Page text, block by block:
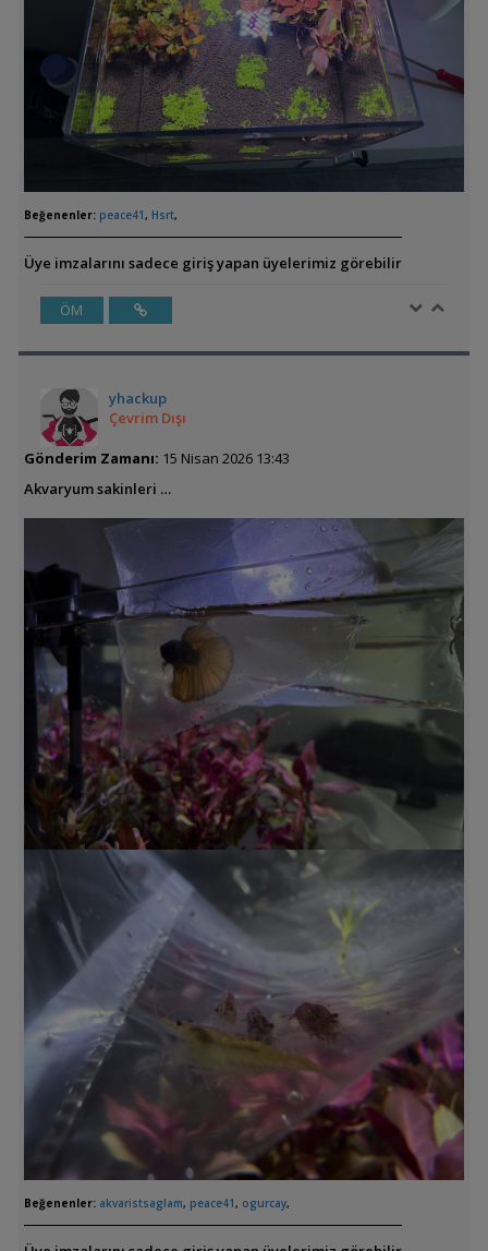
Beğenenler: peace41, Hsrt,
Üye imzalarını sadece giriş yapan üyelerimiz görebilir
ÖM
yhackup
Çevrim Dışı
Gönderim Zamanı: 15 Nisan 2026 13:43
Akvaryum sakinleri …
Beğenenler: akvaristsaglam, peace41, ogurcay,